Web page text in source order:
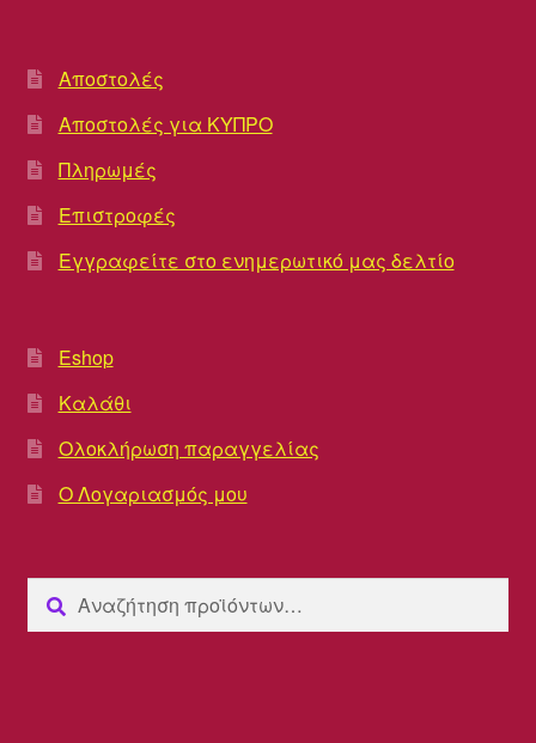
Αποστολές
Αποστολές για ΚΥΠΡΟ
Πληρωμές
Επιστροφές
Εγγραφείτε στο ενημερωτικό μας δελτίο
Eshop
Καλάθι
Ολοκλήρωση παραγγελίας
Ο Λογαριασμός μου
Αναζήτηση
για:
Αναζήτηση